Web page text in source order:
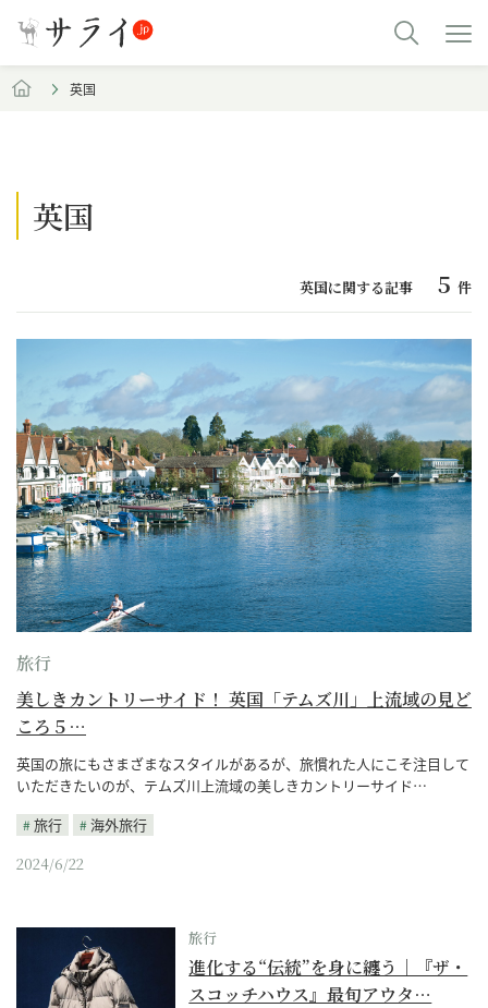
英国
英国
英国に関する記事 5 件
旅行
美しきカントリーサイド！ 英国「テムズ川」上流域の見ど
ころ５…
英国の旅にもさまざまなスタイルがあるが、旅慣れた人にこそ注目して
いただきたいのが、テムズ川上流域の美しきカントリーサイド…
旅行
海外旅行
2024/6/22
旅行
進化する“伝統”を身に纏う｜『ザ・
スコッチハウス』最旬アウタ…